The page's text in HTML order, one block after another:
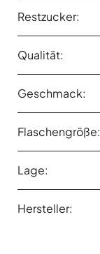
Restzucker:
Qualität:
Geschmack:
Flaschengröße:
Lage:
Hersteller: